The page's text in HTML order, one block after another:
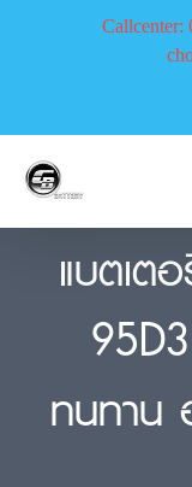
Callcenter:
แบตเต
ทนทาน